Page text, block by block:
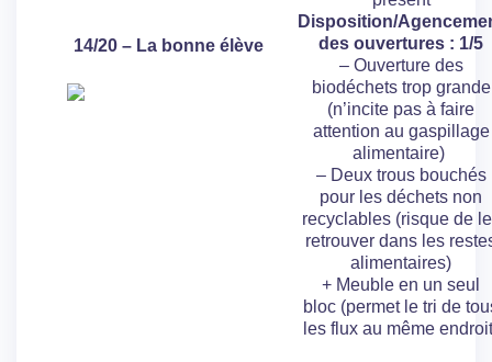
14/20 – La bonne élève
Disposition/
des ouvertures : 1/5
– Ouverture des
biodéchets trop grande
(n’incite pas à faire
attention au gaspillage
alimentaire)
– Deux trous bouchés
pour les déchets non
recyclables (risque de
retrouver dans les
alimentaires)
+ Meuble en un seul
bloc (permet le tri de
les flux au même